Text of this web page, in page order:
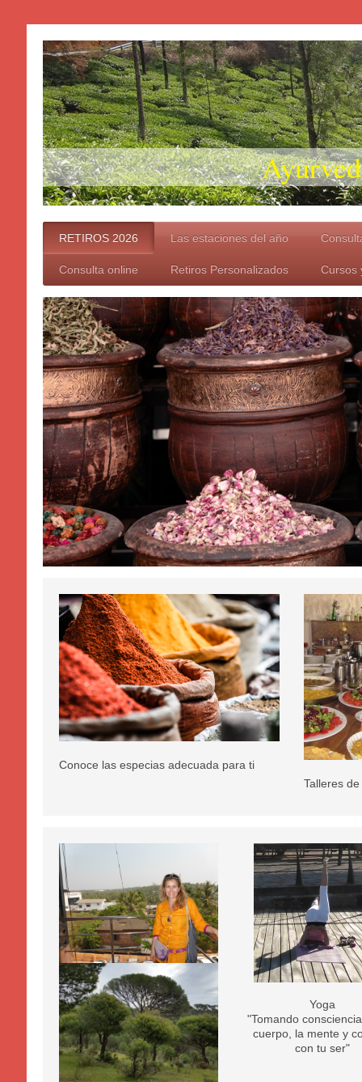
Ayurveda
RETIROS 2026 Las estaciones del año
Consulta online Retiros Personalizados Cursos
Conoce las especias adecuada para ti
Talleres
Yoga
"Tomando
cuerpo, la mente y
con tu ser"